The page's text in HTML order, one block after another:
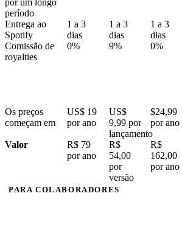
por um longo
período
Entrega ao
Spotify
1 a 3
dias
1 a 3
dias
1 a 3
dias
Comissão de
royalties
0% 9% 0%
Os preços
começam em
US$ 19
por ano
US$
9,99 por
lançamento
$24,99
por ano
Valor
R$ 79
por ano
R$
54,00
por
versão
R$
162,00
por ano
PARA COLABORADORES